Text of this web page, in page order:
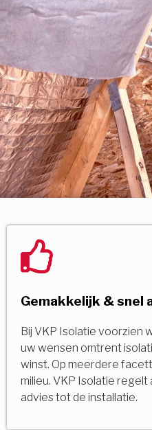
Gemakkelijk & snel
Bij VKP Isolatie voorzien
uw wensen omtrent
winst. Op meerdere
milieu. VKP Isolatie
advies tot de installatie.